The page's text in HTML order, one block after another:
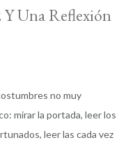
Y Una Reflexión
no muy
mirar la portada, leer los
leer las cada vez